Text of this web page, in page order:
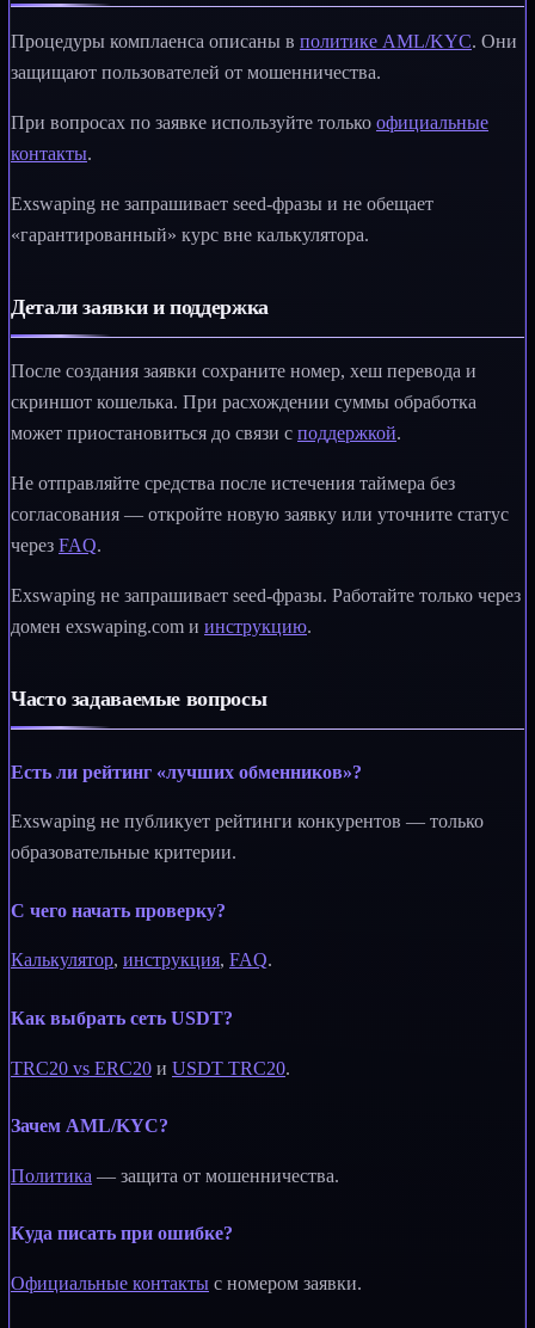
Процедуры комплаенса описаны в политике AML/KYC. Они
защищают пользователей от мошенничества.
При вопросах по заявке используйте только официальные
контакты.
Exswaping не запрашивает seed-фразы и не обещает
«гарантированный» курс вне калькулятора.
Детали заявки и поддержка
После создания заявки сохраните номер, хеш перевода и
скриншот кошелька. При расхождении суммы обработка
может приостановиться до связи с поддержкой.
Не отправляйте средства после истечения таймера без
согласования — откройте новую заявку или уточните статус
через FAQ.
Exswaping не запрашивает seed-фразы. Работайте только через
домен exswaping.com и инструкцию.
Часто задаваемые вопросы
Есть ли рейтинг «лучших обменников»?
Exswaping не публикует рейтинги конкурентов — только
образовательные критерии.
С чего начать проверку?
Калькулятор, инструкция, FAQ.
Как выбрать сеть USDT?
TRC20 vs ERC20 и USDT TRC20.
Зачем AML/KYC?
Политика — защита от мошенничества.
Куда писать при ошибке?
Официальные контакты с номером заявки.